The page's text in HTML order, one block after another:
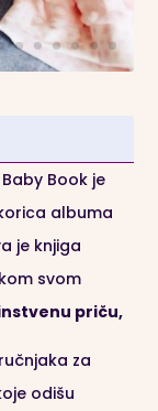
Baby Book je
albuma
je knjiga
svom
priču,
za
odišu